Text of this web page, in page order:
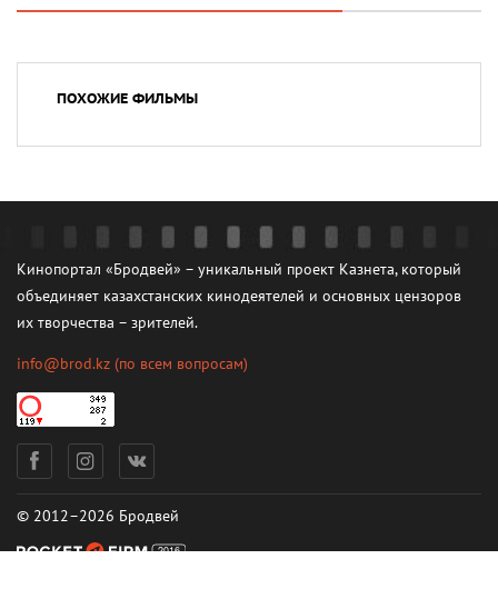
ПОХОЖИЕ ФИЛЬМЫ
Кинопортал «Бродвей» – уникальный проект Казнета, который
объединяет казахстанских кинодеятелей и основных цензоров
их творчества – зрителей.
info@brod.kz (по всем вопросам)
© 2012–2026 Бродвей